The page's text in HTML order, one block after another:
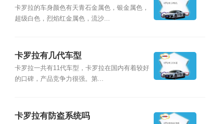
卡罗拉的车身颜色有天青石金属色，银金属色，
超级白色，烈焰红金属色，流沙...
卡罗拉有几代车型
卡罗拉一共有11代车型，卡罗拉在国内有着较好
的口碑，产品竞争力很强。第...
卡罗拉有防盗系统吗